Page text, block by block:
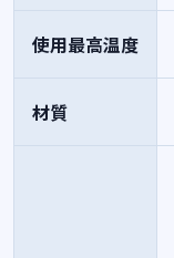
使用最高温度
材質